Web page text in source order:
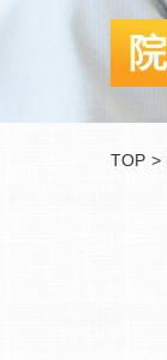
TOP